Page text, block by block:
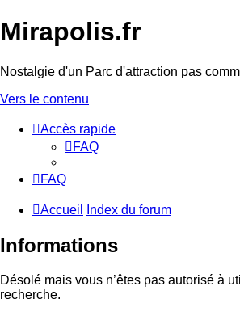
Mirapolis.fr
Nostalgie d'un Parc d'attraction pas
Vers le contenu
Accès rapide
FAQ
FAQ
Accueil Index du forum
Informations
Désolé mais vous n’êtes pas autorisé à
recherche.